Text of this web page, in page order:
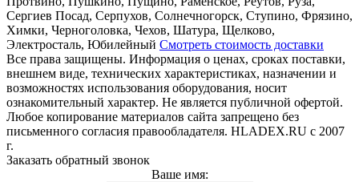
Сергиев Посад, Серпухов, Солнечногорск, Ступино, Фрязино,
Химки, Черноголовка, Чехов, Шатура, Щелково,
Электросталь, Юбилейный Смотреть стоимость доставки
Все права защищены. Информация о ценах, сроках поставки,
внешнем виде, технических характеристиках, назначении и
возможностях использования оборудования, носит
ознакомительный характер. Не является публичной офертой.
Любое копирование материалов сайта запрещено без
письменного согласия правообладателя. HLADEX.RU c 2007
г.
Заказать обратный звонок
Ваше имя: